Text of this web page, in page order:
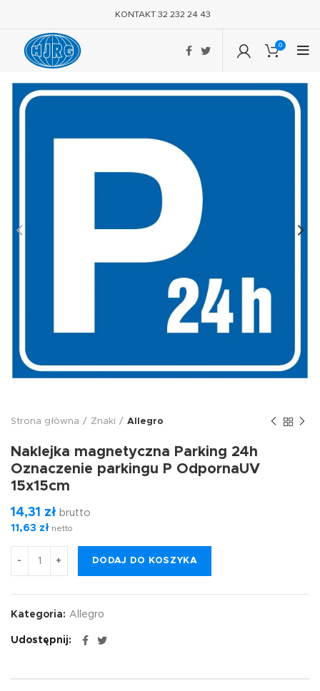
KONTAKT 32 232 24 43
0
Strona główna Znaki Allegro
Naklejka magnetyczna Parking 24h
Oznaczenie parkingu P OdpornaUV
15x15cm
14,31 zł brutto
11,63 zł netto
DODAJ DO KOSZYKA
Kategoria: Allegro
Udostępnij